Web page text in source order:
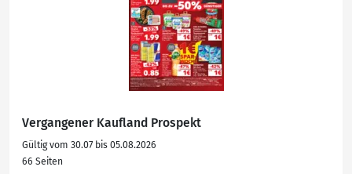
Vergangener Kaufland Prospekt
Gültig vom 30.07 bis 05.08.2026
66 Seiten